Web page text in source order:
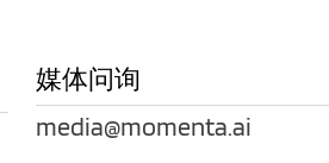
媒体问询
media@momenta.ai